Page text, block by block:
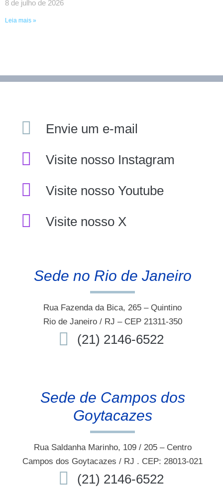
8 de julho de 2026
Leia mais »
Envie um e-mail
Visite nosso Instagram
Visite nosso Youtube
Visite nosso X
Sede no Rio de Janeiro
Rua Fazenda da Bica, 265 – Quintino
Rio de Janeiro / RJ – CEP 21311-350
(21) 2146-6522
Sede de Campos dos
Goytacazes
Rua Saldanha Marinho, 109 / 205 – Centro
Campos dos Goytacazes / RJ . CEP: 28013-021
(21) 2146-6522